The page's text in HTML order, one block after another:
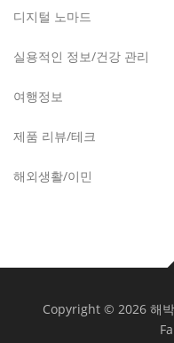
디지털 노마드
실용적인 정보/건강 관리
여행정보
제품 리뷰/테크
해외생활/이민
Copyright © 2026 해